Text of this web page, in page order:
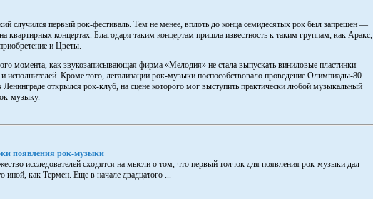
случился первый рок-фестиваль. Тем не менее, вплоть до конца семидесятых рок был запрещен —
квартирных концертах. Благодаря таким концертам пришла известность к таким группам, как Аракс,
и Цветы.
момента, как звукозаписывающая фирма «Мелодия» не стала выпускать виниловые пластинки
исполнителей. Кроме того, легализации рок-музыки поспособствовало проведение Олимпиады-80.
Ленинграде открылся рок-клуб, на сцене которого мог выступить практически любой музыкальный
музыку.
появления рок-музыки
исследователей сходятся на мысли о том, что первый толчок для появления рок-музыки дал
иной, как Термен. Еще в начале двадцатого ...